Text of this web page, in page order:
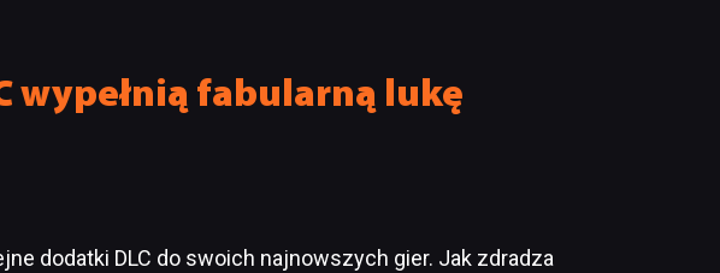
wypełnią fabularną lukę
dodatki DLC do swoich najnowszych gier. Jak zdradza